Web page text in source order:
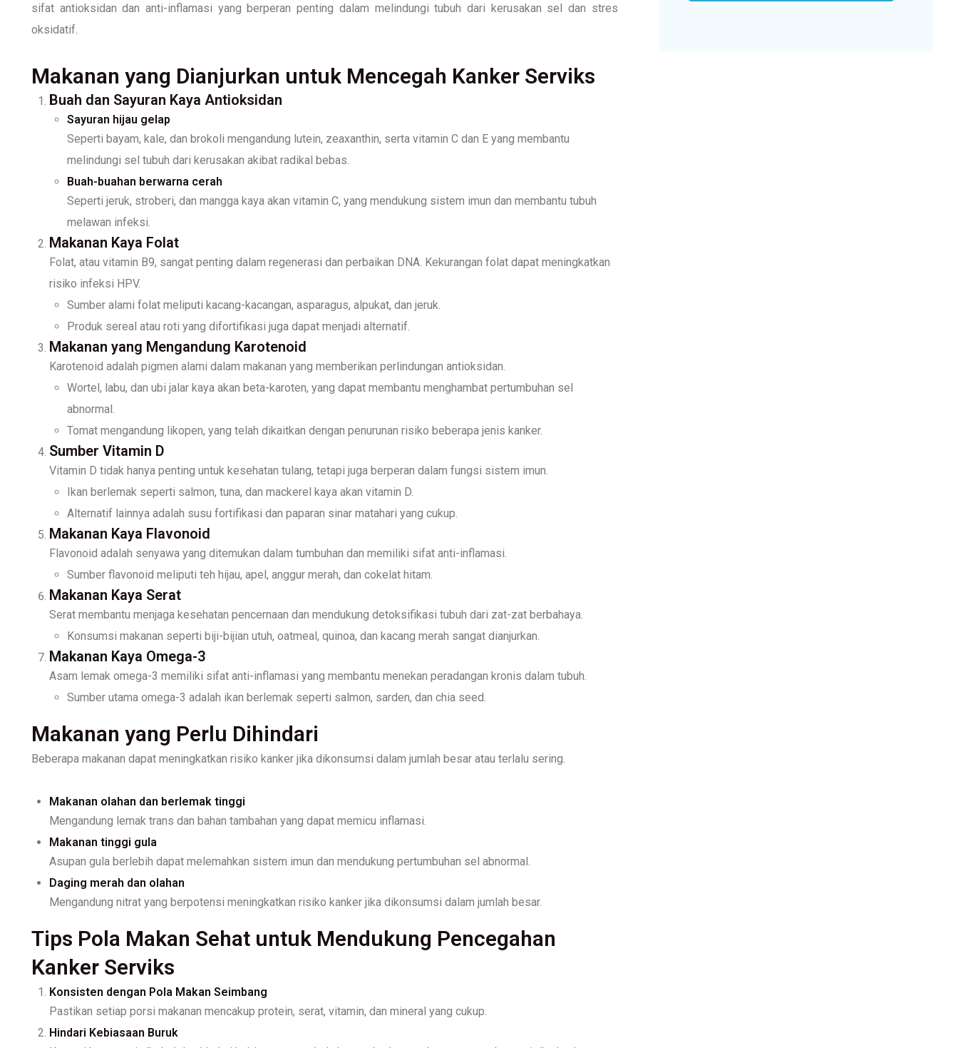
sifat antioksidan dan anti-inflamasi yang berperan penting dalam melindungi tubuh dari kerusakan sel dan stres
oksidatif.
Makanan yang Dianjurkan untuk Mencegah Kanker Serviks
Buah dan Sayuran Kaya Antioksidan
Sayuran hijau gelap
Seperti bayam, kale, dan brokoli mengandung lutein, zeaxanthin, serta vitamin C dan E yang membantu
melindungi sel tubuh dari kerusakan akibat radikal bebas.
Buah-buahan berwarna cerah
Seperti jeruk, stroberi, dan mangga kaya akan vitamin C, yang mendukung sistem imun dan membantu tubuh
melawan infeksi.
Makanan Kaya Folat
Folat, atau vitamin B9, sangat penting dalam regenerasi dan perbaikan DNA. Kekurangan folat dapat meningkatkan
risiko infeksi HPV.
Sumber alami folat meliputi kacang-kacangan, asparagus, alpukat, dan jeruk.
Produk sereal atau roti yang difortifikasi juga dapat menjadi alternatif.
Makanan yang Mengandung Karotenoid
Karotenoid adalah pigmen alami dalam makanan yang memberikan perlindungan antioksidan.
Wortel, labu, dan ubi jalar kaya akan beta-karoten, yang dapat membantu menghambat pertumbuhan sel
abnormal.
Tomat mengandung likopen, yang telah dikaitkan dengan penurunan risiko beberapa jenis kanker.
Sumber Vitamin D
Vitamin D tidak hanya penting untuk kesehatan tulang, tetapi juga berperan dalam fungsi sistem imun.
Ikan berlemak seperti salmon, tuna, dan mackerel kaya akan vitamin D.
Alternatif lainnya adalah susu fortifikasi dan paparan sinar matahari yang cukup.
Makanan Kaya Flavonoid
Flavonoid adalah senyawa yang ditemukan dalam tumbuhan dan memiliki sifat anti-inflamasi.
Sumber flavonoid meliputi teh hijau, apel, anggur merah, dan cokelat hitam.
Makanan Kaya Serat
Serat membantu menjaga kesehatan pencernaan dan mendukung detoksifikasi tubuh dari zat-zat berbahaya.
Konsumsi makanan seperti biji-bijian utuh, oatmeal, quinoa, dan kacang merah sangat dianjurkan.
Makanan Kaya Omega-3
Asam lemak omega-3 memiliki sifat anti-inflamasi yang membantu menekan peradangan kronis dalam tubuh.
Sumber utama omega-3 adalah ikan berlemak seperti salmon, sarden, dan chia seed.
Makanan yang Perlu Dihindari
Beberapa makanan dapat meningkatkan risiko kanker jika dikonsumsi dalam jumlah besar atau terlalu sering.
Makanan olahan dan berlemak tinggi
Mengandung lemak trans dan bahan tambahan yang dapat memicu inflamasi.
Makanan tinggi gula
Asupan gula berlebih dapat melemahkan sistem imun dan mendukung pertumbuhan sel abnormal.
Daging merah dan olahan
Mengandung nitrat yang berpotensi meningkatkan risiko kanker jika dikonsumsi dalam jumlah besar.
Tips Pola Makan Sehat untuk Mendukung Pencegahan
Kanker Serviks
Konsisten dengan Pola Makan Seimbang
Pastikan setiap porsi makanan mencakup protein, serat, vitamin, dan mineral yang cukup.
Hindari Kebiasaan Buruk